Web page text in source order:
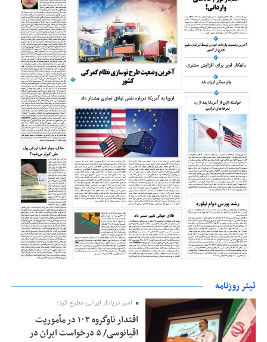
تیتر روزنامه
امیر دریادار ایرانی مطرح کرد؛
اقتدار ناوگروه ۱۰۳ در مأموریت‌
اقیانوسی/ ۵ درخواست ایران در